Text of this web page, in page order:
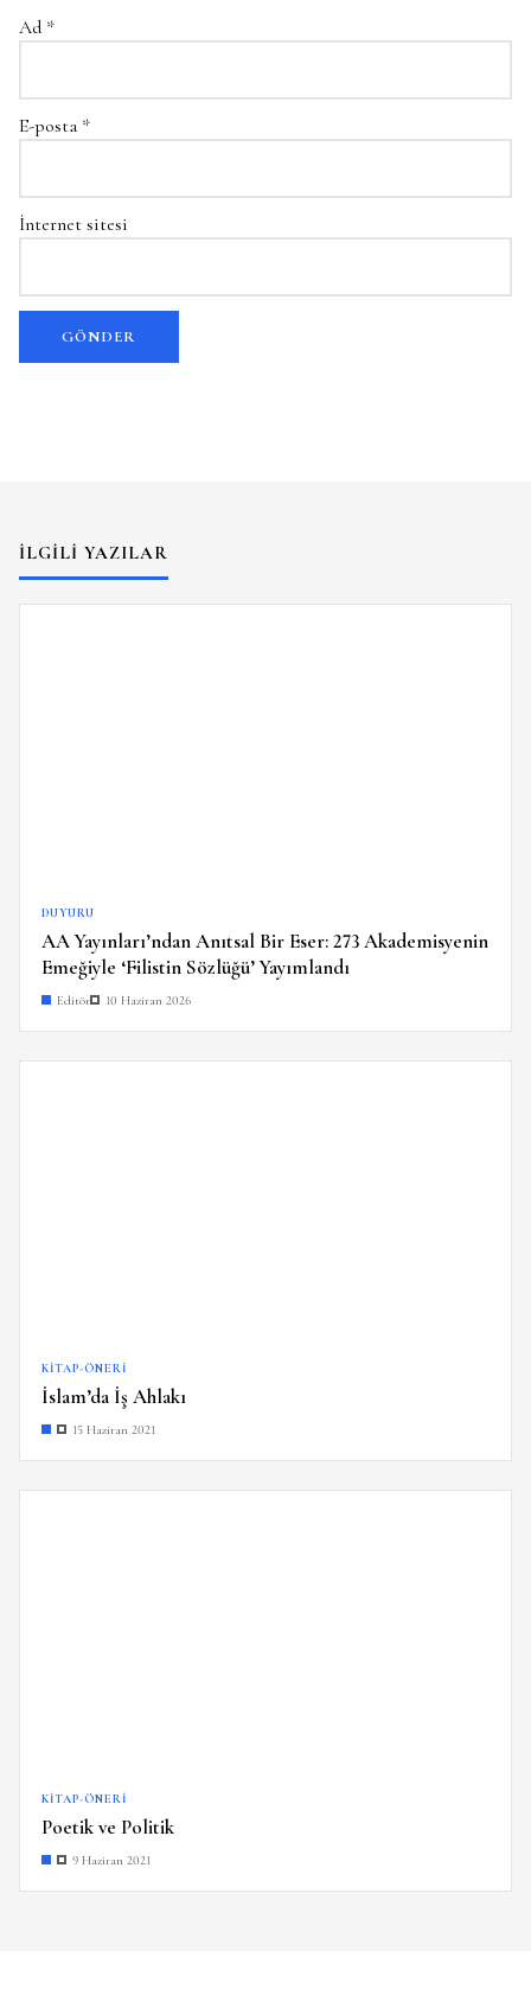
Ad *
E-posta *
İnternet sitesi
İLGILI YAZILAR
DUYURU
AA Yayınları’ndan Anıtsal Bir Eser: 273 Akademisyenin
Emeğiyle ‘Filistin Sözlüğü’ Yayımlandı
Editör 10 Haziran 2026
KITAP-ÖNERI
İslam’da İş Ahlakı
15 Haziran 2021
KITAP-ÖNERI
Poetik ve Politik
9 Haziran 2021